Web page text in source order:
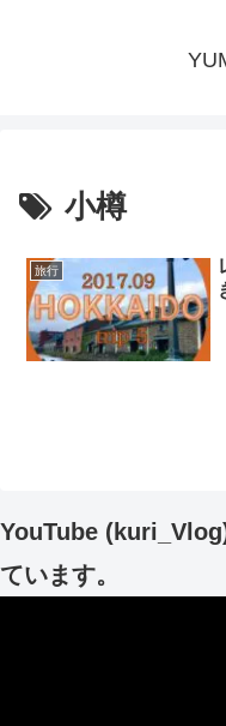
小樽
旅行
YouTube
ています。